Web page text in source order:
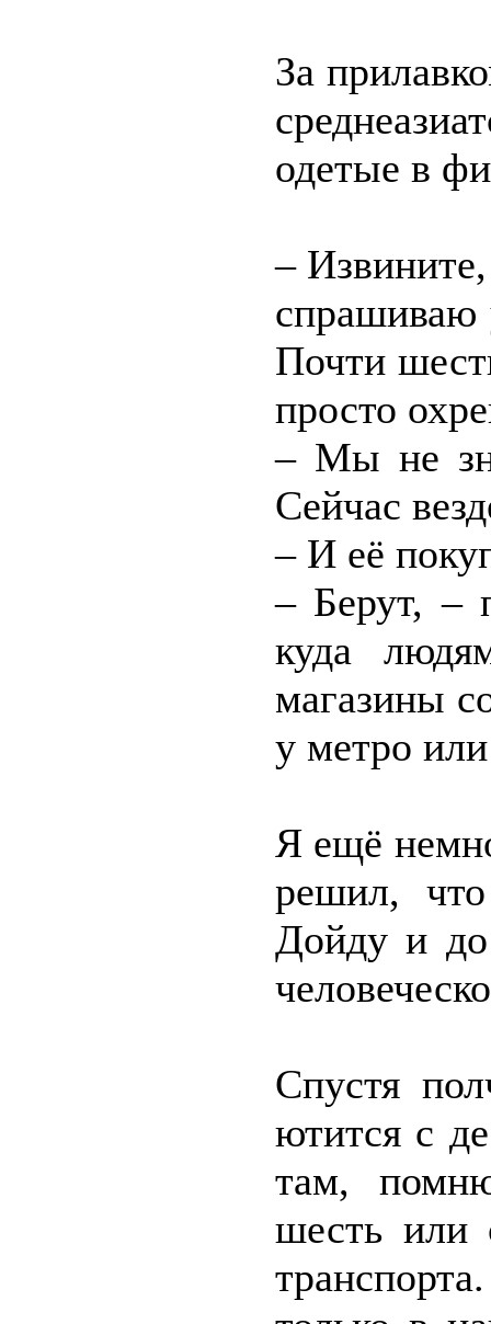
За
одетые в
–
спрашиваю
Почти
просто
– Мы не
Сейчас
– И её
– Берут, –
куда
магазины
у метро
Я ещё
решил,
Дойду и до
Спустя
ютится с
там,
шесть или